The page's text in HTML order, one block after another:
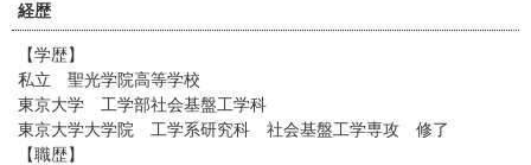
経歴
【学歴】
私立 聖光学院高等学校
東京大学 工学部社会基盤工学科
東京大学大学院 工学系研究科 社会基盤工学専攻 修了
【職歴】